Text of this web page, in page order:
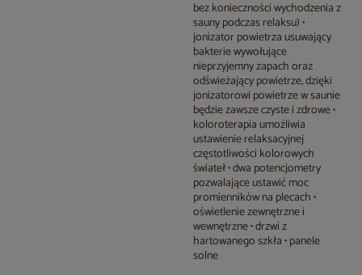
bez konieczności wychodzenia z
sauny podczas relaksu) •
jonizator powietrza usuwający
bakterie wywołujące
nieprzyjemny zapach oraz
odświeżający powietrze, dzięki
jonizatorowi powietrze w saunie
będzie zawsze czyste i zdrowe •
koloroterapia umożliwia
ustawienie relaksacyjnej
częstotliwości kolorowych
świateł • dwa potencjometry
pozwalające ustawić moc
promienników na plecach •
oświetlenie zewnętrzne i
wewnętrzne • drzwi z
hartowanego szkła • panele
solne